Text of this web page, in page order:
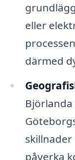
eller
därmed
påverka